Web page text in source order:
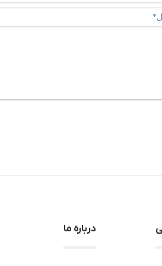
درباره ما